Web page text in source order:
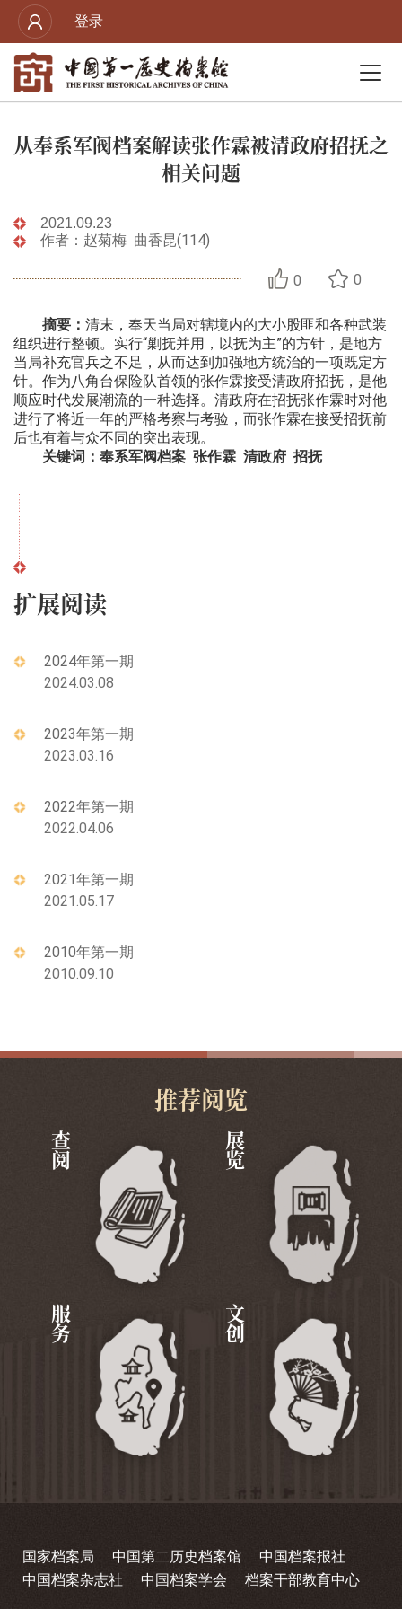
登录
从奉系军阀档案解读张作霖被清政府招抚之
相关问题
2021.09.23
作者：赵菊梅 曲香昆(114)
0 0
摘要： 清末，奉天当局对辖境内的大小股匪和各种武装
组织进行整顿。实行“剿抚并用，以抚为主”的方针，是地方
当局补充官兵之不足，从而达到加强地方统治的一项既定方
针。作为八角台保险队首领的张作霖接受清政府招抚，是他
顺应时代发展潮流的一种选择。清政府在招抚张作霖时对他
进行了将近一年的严格考察与考验，而张作霖在接受招抚前
后也有着与众不同的突出表现。
关键词：奉系军阀档案 张作霖 清政府 招抚
扩展阅读
2024年第一期
2024.03.08
2023年第一期
2023.03.16
2022年第一期
2022.04.06
2021年第一期
2021.05.17
2010年第一期
2010.09.10
推荐阅览
查阅 展览
服务 文创
国家档案局 中国第二历史档案馆
中国档案报社
中国档案杂志社
中国档案学会 档案干部教育中心